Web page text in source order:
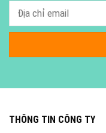
THÔNG TIN CÔNG TY